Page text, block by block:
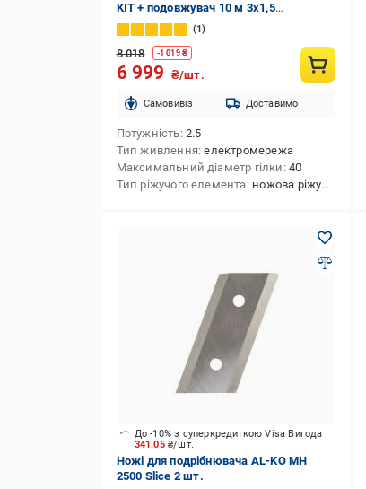
KIT + подовжувач 10 м 3x1,5
електромережа
1
8 018 -1 019₴
6 999 ₴/шт.
Cамовивіз Доставимо
Потужність 2.5
Тип живлення електромережа
Максимальний діаметр гілки 40
Тип ріжучого елемента ножова ріжуча система
341.05 ₴/шт.
До -10% з суперкредиткою Visa Вигода
Ножі для подрібнювача AL-KO MH
2500 Slice 2 шт.